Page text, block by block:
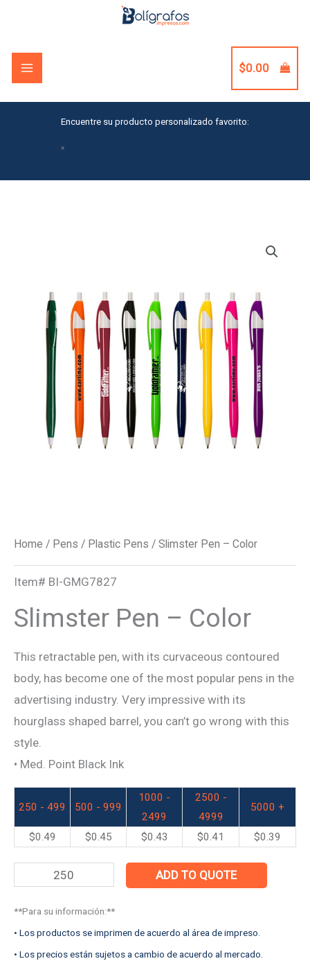
content
$0.00
Encuentre su producto personalizado favorito:
×
Home / Pens / Plastic Pens / Slimster Pen – Color
Item# BI-GMG7827
Slimster Pen – Color
This retractable pen, with its curvaceous contoured
body, has become one of the most popular pens in the
advertising industry. Very impressive with its
hourglass shaped barrel, you can’t go wrong with this
style.
• Med. Point Black Ink
250 - 499 500 - 999
1000 -
2499
2500 -
4999
5000 +
$0.49 $0.45 $0.43 $0.41 $0.39
quantity
ADD TO QUOTE
**Para su información:**
• Los productos se imprimen de acuerdo al área de impreso.
• Los precios están sujetos a cambio de acuerdo al mercado.